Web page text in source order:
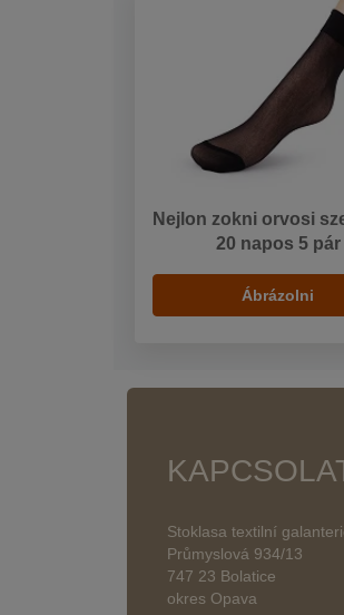
Nejlon zokni orvosi
20 napos 5 pár
Ábrázolni
Stoklasa textilní
Průmyslová 934/13
747 23 Bolatice
okres Opava